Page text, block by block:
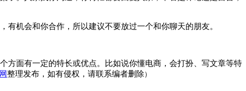
机会和你合作，所以建议不要放过一个和你聊天的朋友。
面有一定的特长或优点。比如说你懂电商，会打扮、写文章等特
整理发布，如有侵权，请联系编者删除 ）